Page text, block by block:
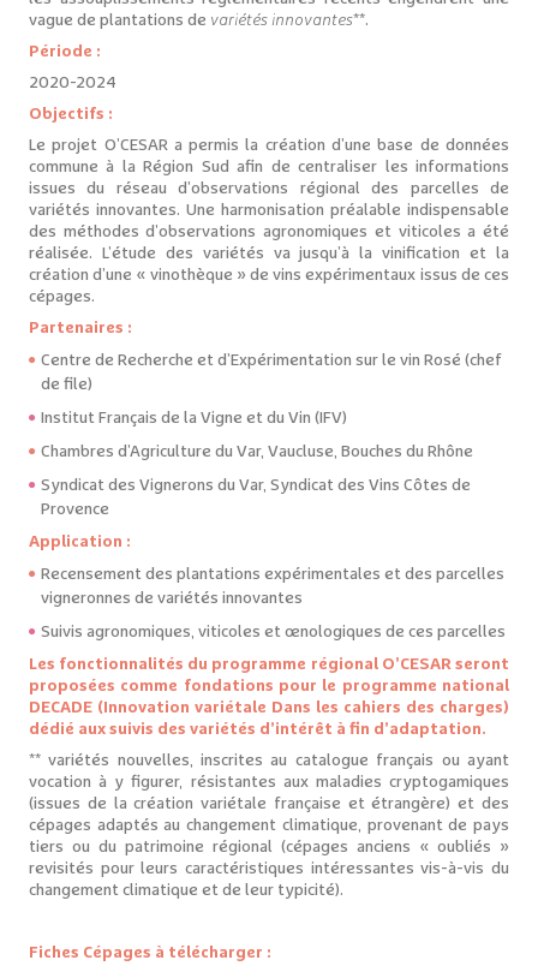
vague de plantations de variétés innovantes**.
Période :
2020-2024
Objectifs :
Le projet O’CESAR a permis la création d’une base de données
commune à la Région Sud afin de centraliser les informations
issues du réseau d’observations régional des parcelles de
variétés innovantes. Une harmonisation préalable indispensable
des méthodes d’observations agronomiques et viticoles a été
réalisée. L’étude des variétés va jusqu’à la vinification et la
création d’une « vinothèque » de vins expérimentaux issus de ces
cépages.
Partenaires :
Centre de Recherche et d’Expérimentation sur le vin Rosé (chef
de file)
Institut Français de la Vigne et du Vin (IFV)
Chambres d’Agriculture du Var, Vaucluse, Bouches du Rhône
Syndicat des Vignerons du Var, Syndicat des Vins Côtes de
Provence
Application :
Recensement des plantations expérimentales et des parcelles
vigneronnes de variétés innovantes
Suivis agronomiques, viticoles et œnologiques de ces parcelles
Les fonctionnalités du programme régional O’CESAR seront
proposées comme fondations pour le programme national
DECADE (Innovation variétale Dans les cahiers des charges)
dédié aux suivis des variétés d’intérêt à fin d’adaptation.
** variétés nouvelles, inscrites au catalogue français ou ayant
vocation à y figurer, résistantes aux maladies cryptogamiques
(issues de la création variétale française et étrangère) et des
cépages adaptés au changement climatique, provenant de pays
tiers ou du patrimoine régional (cépages anciens « oubliés »
revisités pour leurs caractéristiques intéressantes vis-à-vis du
changement climatique et de leur typicité).
Fiches Cépages à télécharger :